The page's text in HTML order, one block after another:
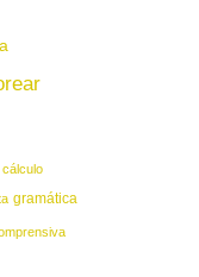
cálculo
gramática